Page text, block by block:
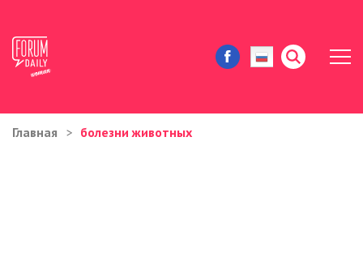
Главная болезни животных